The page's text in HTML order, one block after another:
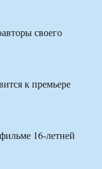
своего
к премьере